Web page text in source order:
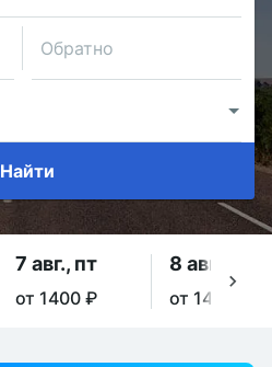
Обратно
Найти
7 авг., пт
от 1400 ₽
8 авг., сб
от 1400 ₽